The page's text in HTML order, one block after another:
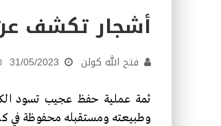
أشجار تكشف
فتح الله كولن 31/05/2023
ثمة عملية حفظ عجيب تسود
وطبيعته ومستقبله محفوظة في